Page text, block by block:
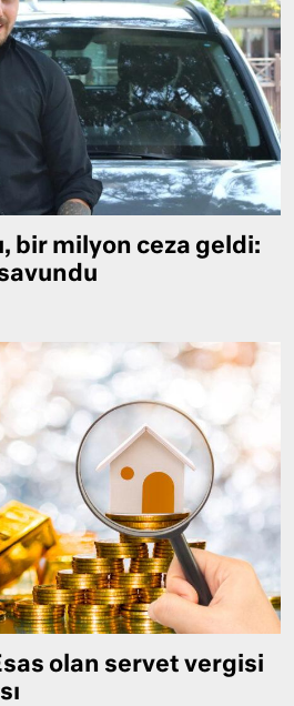
bir milyon ceza geldi:
olan servet vergisi